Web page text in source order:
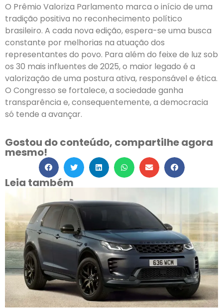
O Prêmio Valoriza Parlamento marca o início de uma
tradição positiva no reconhecimento político
brasileiro. A cada nova edição, espera-se uma busca
constante por melhorias na atuação dos
representantes do povo. Para além do feixe de luz sob
os 30 mais influentes de 2025, o maior legado é a
valorização de uma postura ativa, responsável e ética.
O Congresso se fortalece, a sociedade ganha
transparência e, consequentemente, a democracia
só tende a avançar.
Gostou do conteúdo, compartilhe agora
mesmo!
Leia também